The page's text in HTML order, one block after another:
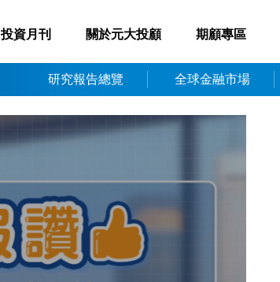
投資月刊 關於元大投顧 期顧專區
研究報告總覽 全球金融市場